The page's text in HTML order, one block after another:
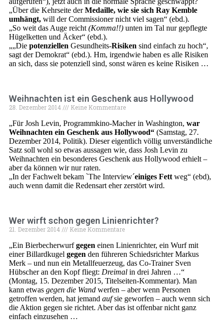
„Über die Kehrseite derMedaille, wie sie sich Ray Kemble
umhängt, will der Commissioner nicht viel sagen“ (ebd.).
„So weit das Auge reicht (Komma!!) unten im Tal nur gepflegte
Hügelketten und Äcker“ (ebd.).
„„Die potenziellen Gesundheits-Risiken sind einfach zu hoch“,
sagt der Demokrat“ (ebd.). Hm, irgendwie haben es alle Risiken
an sich, dass sie potenziell sind, sonst wären es keine Risiken …
Weihnachten ist ein Geschenk aus Hollywood
28. Dezember 2014 Keine Kommentare
„Für Josh Levin, Programmkino-Macher in Washington, war
Weihnachten ein Geschenk aus Hollywood“ (Samstag, 27.
Dezember 2014, Politik). Dieser eigentlich völlig unverständliche
Satz soll wohl so etwas aussagen wie, dass Josh Levin zu
Weihnachten ein besonderes Geschenk aus Hollywood erhielt –
aber da können wir nur raten.
„In der Fachwelt bekam `The Interview´einiges Fett weg“ (ebd),
auch wenn damit die Redensart eher zerstört wird.
Wer wirft schon gegen Linienrichter?
21. Dezember 2014 Keine Kommentare
„Ein Bierbecherwurfgegen einen Linienrichter, ein Wurf mit
einer Billardkugel gegen den führeren Schiedsrichter Markus
Merk – und nun ein Metallfeuerzeug, das Co-Trainer Sven
Hübscher an den Kopf fliegt: Dreimal in drei Jahren …“
(Montag, 15. Dezember 2015, Titelseiten-Kommentar). Man
kann etwas gegen die Wand werfen – aber wenn Personen
getroffen werden, hat jemand aufsie geworfen – auch wenn sich
die Aktion gegen sie richtet. Aber das ist offenbar nicht ganz
einfach einzusehen …